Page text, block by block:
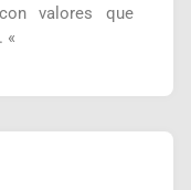
valores que
«